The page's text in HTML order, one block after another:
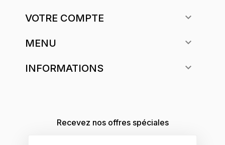
VOTRE COMPTE 
MENU 
INFORMATIONS 
Recevez nos offres spéciales